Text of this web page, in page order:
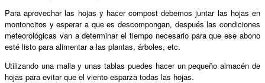
Para aprovechar las hojas y hacer compost debemos juntar las hojas en
montoncitos y esperar a que es descompongan, después las condiciones
meteorológicas van a determinar el tiempo necesario para que ese abono
esté listo para alimentar a las plantas, árboles, etc.
Utilizando una malla y unas tablas puedes hacer un pequeño almacén de
hojas para evitar que el viento esparza todas las hojas.